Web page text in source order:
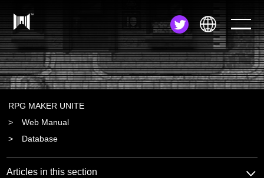
JA
EN
RPG MAKER UNITE
Web Manual
Database
Articles in this section